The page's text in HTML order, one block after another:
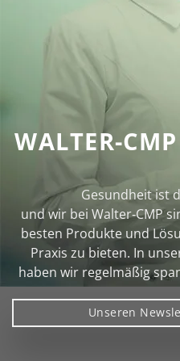
WALTER-
Gesundheit ist
und wir bei Walter‑CMP
besten Produkte und
Praxis zu bieten. In
haben wir regelmäßig
Unseren